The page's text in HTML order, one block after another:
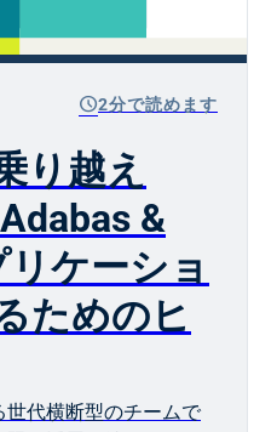
schedule2分で読めます
り越え
&
ケーショ
ためのヒ
代横断型のチームで